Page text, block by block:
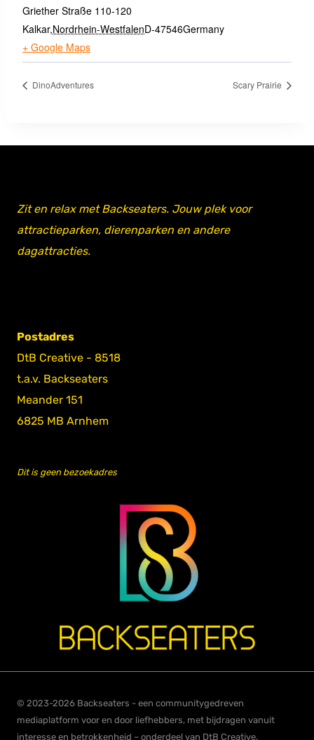
Griether Straße 110-120
Kalkar,Nordrhein-WestfalenD-47546Germany
+ Google Maps
DinoAdventures Scary Prairie
Zit en relax met Backseaters. Jouw plek voor
attractieparken, dierenparken en andere
dagattracties.
Postadres
DtB Creative - 8518
t.a.v. Backseaters
Meander 151
6825 MB Arnhem
Dit is geen bezoekadres
© 2023-2026 Backseaters - een communitygedreven
mediaplatform voor en door liefhebbers, met bijdragen vanuit
interesse en betrokkenheid – onderdeel van DtB Creative.